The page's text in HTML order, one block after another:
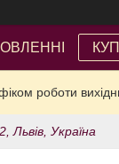
роботи
Львів, Україна